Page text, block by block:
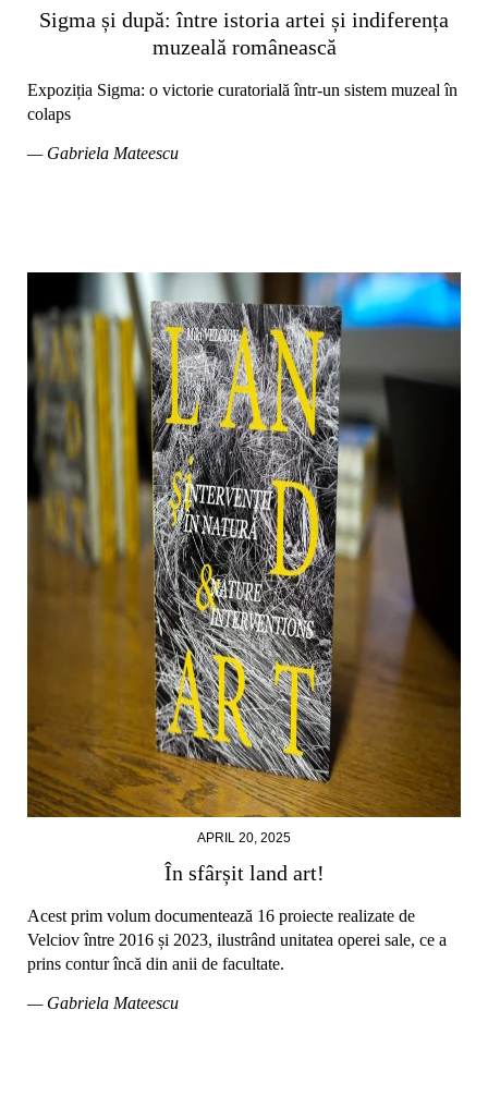
Sigma și după: între istoria artei și indiferența
muzeală românească
Expoziția Sigma: o victorie curatorială într-un sistem muzeal în
colaps
— Gabriela Mateescu
APRIL 20, 2025
În sfârșit land art!
Acest prim volum documentează 16 proiecte realizate de
Velciov între 2016 și 2023, ilustrând unitatea operei sale, ce a
prins contur încă din anii de facultate.
— Gabriela Mateescu